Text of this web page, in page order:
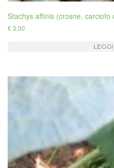
Stachys affinis (crosne, carciofo
€3,00